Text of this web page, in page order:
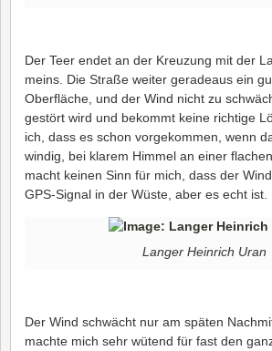
Der Teer endet an der Kreuzung mit der
meins. Die Straße weiter geradeaus ein
Oberfläche, und der Wind nicht zu
gestört wird und bekommt keine richtige
ich, dass es schon vorgekommen, wenn
windig, bei klarem Himmel an einer
macht keinen Sinn für mich, dass der
GPS-Signal in der Wüste, aber es echt ist.
Langer Heinrich Uran
Der Wind schwächt nur am späten
machte mich sehr wütend für fast den